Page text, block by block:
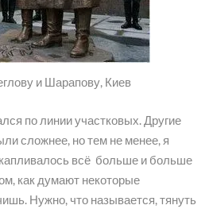
и Шарапову, Киев
по линии участковых. Другие
сложнее, но тем не менее, я
всё больше и больше
как думают некоторые
Нужно, что называется, тянуть